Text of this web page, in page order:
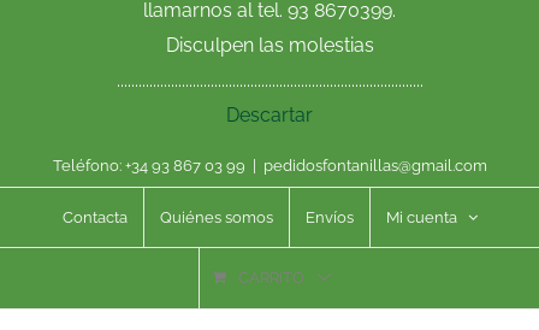
llamarnos al tel. 93 8670399.
Disculpen las molestias
.....................................................................................
Descartar
Teléfono: +34 93 867 03 99 pedidosfontanillas@gmail.com
Contacta Quiénes somos Envíos Mi cuenta
CARRITO